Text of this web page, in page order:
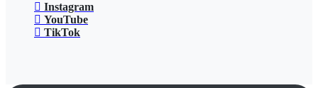
Instagram
YouTube
TikTok